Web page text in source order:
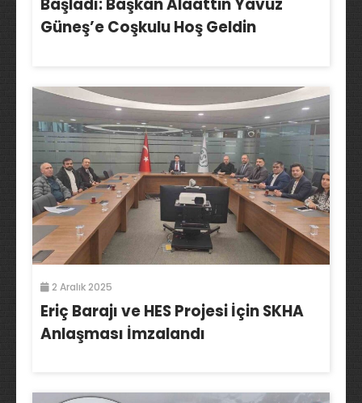
Başladı: Başkan Alaattin Yavuz
Güneş’e Coşkulu Hoş Geldin
2 Aralık 2025
Eriç Barajı ve HES Projesi İçin SKHA
Anlaşması İmzalandı